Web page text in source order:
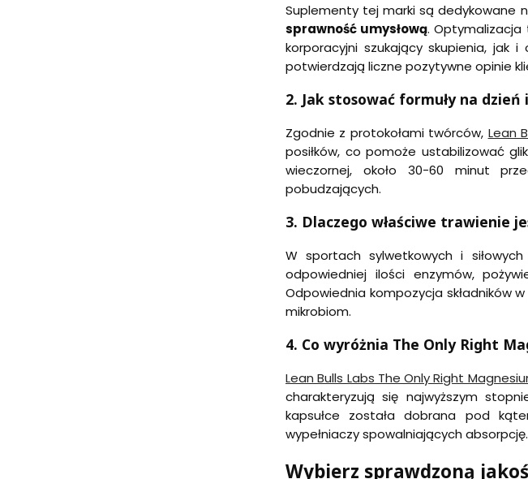
Suplementy tej marki są dedykowane
sprawność umysłową. Optymalizacja
korporacyjni szukający skupienia,
potwierdzają liczne pozytywne opinie
2. Jak stosować formuły na
Zgodnie z protokołami twórców, Lean
posiłków, co pomoże ustabilizować
wieczornej, około 30-60 minut
pobudzających.
3. Dlaczego właściwe trawienie
W sportach sylwetkowych i
odpowiedniej ilości enzymów,
Odpowiednia kompozycja składników
mikrobiom.
4. Co wyróżnia The Only Right
Lean Bulls Labs The Only Right
charakteryzują się najwyższym
kapsułce została dobrana pod
wypełniaczy spowalniających absorpcję.
Wybierz sprawdzoną